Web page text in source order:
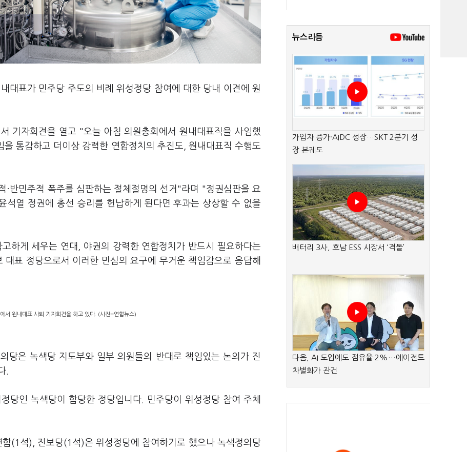
대표가 민주당 주도의 비례 위성정당 참여에 대한 당내 이견에 원
기자회견을 열고 "오늘 아침 의원총회에서 원내대표직을 사임했
통감하고 더이상 강력한 연합정치의 추진도, 원내대표직 수행도
반민주적 폭주를 심판하는 절체절명의 선거"라며 "정권심판을 요
석열 정권에 총선 승리를 헌납하게 된다면 후과는 상상할 수 없을
하게 세우는 연대, 야권의 강력한 연합정치가 반드시 필요하다는
표 정당으로서 이러한 민심의 요구에 무거운 책임감으로 응답해
서 원내대표 사퇴 기자회견을 하고 있다. (사진=연합뉴스)
당은 녹색당 지도부와 일부 의원들의 반대로 책임있는 논의가 진
.
당인 녹색당이 합당한 정당입니다. 민주당이 위성정당 참여 주체
(1석), 진보당(1석)은 위성정당에 참여하기로 했으나 녹색정의당
뉴스리듬
가입자 증가·AIDC 성장…SKT 2분기 성
장 본궤도
배터리 3사, 호남 ESS 시장서 ‘격돌’
다음, AI 도입에도 점유율 2%…에이전트
차별화가 관건